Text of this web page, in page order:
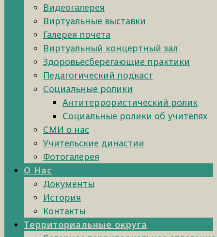
Видеогалерея
Виртуальные выставки
Галерея почета
Виртуальный концертный зал
Здоровьесберегающие практики
Педагогический подкаст
Социальные ролики
Антитеррористический ролик
Социальные ролики об учителях
СМИ о нас
Учительские династии
Фотогалерея
О Нас
Документы
История
Контакты
Территориальные округа